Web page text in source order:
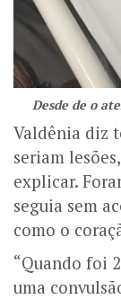
Desde de o
Valdênia diz
seriam
explicar.
seguia sem
como o
“Quando foi
uma